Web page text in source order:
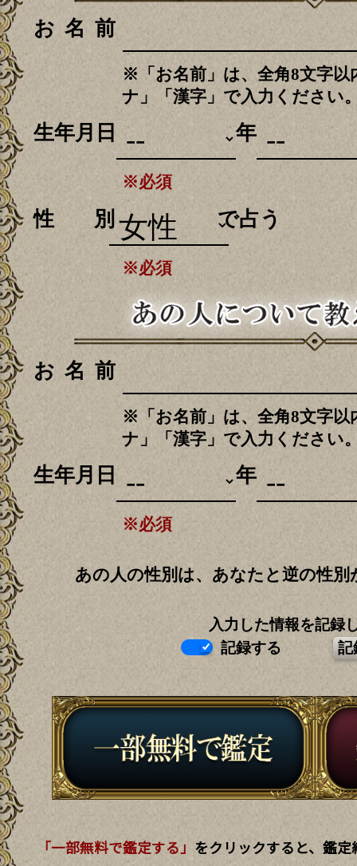
お名前
※「お名前」は、全角8文字
ナ」「漢字」で入力ください。
生年月日 年
※必須
性別 で占う
※必須
お名前
※「お名前」は、全角8文字
ナ」「漢字」で入力ください。
生年月日 年
※必須
あの人の性別は、あなたと逆の性別
入力した情報を記録
記録する
「一部無料で鑑定する」 をクリックすると、鑑定